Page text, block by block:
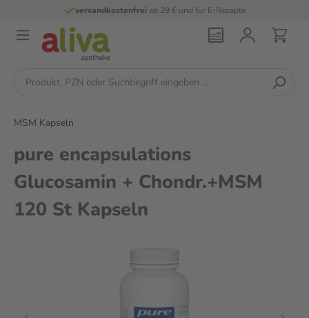
versandkostenfreiab 29 € und für E-Rezepte
MSM Kapseln
pure encapsulations
Glucosamin + Chondr.+MSM
120 St Kapseln